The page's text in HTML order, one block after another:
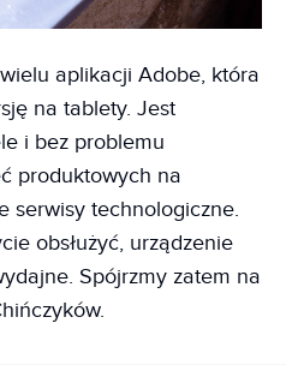
aplikacji Adobe, która
na tablety. Jest
i bez problemu
produktowych na
serwisy technologiczne.
obsłużyć, urządzenie
Spójrzmy zatem na